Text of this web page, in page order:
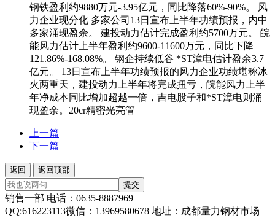
钢铁盈利约9880万元-3.95亿元，同比降落60%-90%。 风
力企业现分化 多家公司13日宣布上半年功绩预报，内中
多家涌现盈余。 建投动力估计完成盈利约5700万元。 皖
能风力估计上半年盈利约9600-11600万元，同比下降
121.86%-168.08%。 钢企持续低谷 *ST漳电估计盈余3.7
亿元。 13日宣布上半年功绩预报的风力企业功绩堪称冰
火两重天，建投动力上半年将完成扭亏，皖能风力上半
年净成本同比增加超越一倍，吉电股子和*ST漳电则涌
现盈余。20cr精密光亮管
上一篇
下一篇
返回
返回顶部
提交
销售一部 电话：0635-8887969
QQ:616223113微信：13969580678 地址：成都量力钢材市场